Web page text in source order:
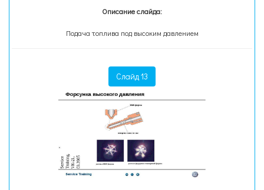
Описание слайда:
Подача топлива под высоким давлением
Слайд 13